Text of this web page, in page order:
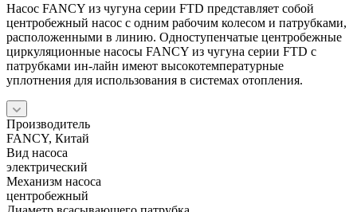
Насос FANCY из чугуна серии FTD представляет собой
центробежный насос с одним рабочим колесом и патрубками,
расположенными в линию. Одноступенчатые центробежные
циркуляционные насосы FANCY из чугуна серии FTD с
патрубками ин-лайн имеют высокотемпературные
уплотнения для использования в системах отопления.
Производитель
FANCY, Китай
Вид насоса
электрический
Механизм насоса
центробежный